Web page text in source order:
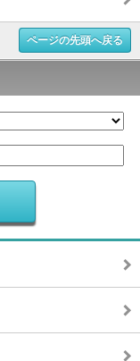
ページの先頭へ戻る